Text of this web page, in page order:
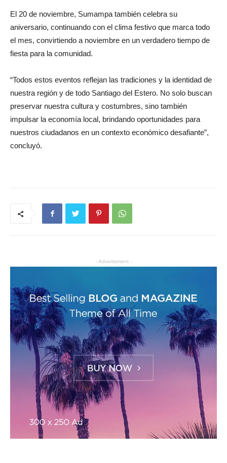
El 20 de noviembre, Sumampa también celebra su
aniversario, continuando con el clima festivo que marca todo
el mes, convirtiendo a noviembre en un verdadero tiempo de
fiesta para la comunidad.
“Todos estos eventos reflejan las tradiciones y la identidad de
nuestra región y de todo Santiago del Estero. No solo buscan
preservar nuestra cultura y costumbres, sino también
impulsar la economía local, brindando oportunidades para
nuestros ciudadanos en un contexto económico desafiante”,
concluyó.
- Advertisment -